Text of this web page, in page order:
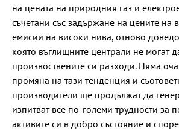
на цената на природния газ и
съчетани със задържане на цените на
емисии на високи нива, отново
която въглищните централи не могат
произвоствените си разходи. Няма
промяна на тази тенденция и
производители ще продължат да
изпитват все по-големи трудности за
активите си в добро състояние и